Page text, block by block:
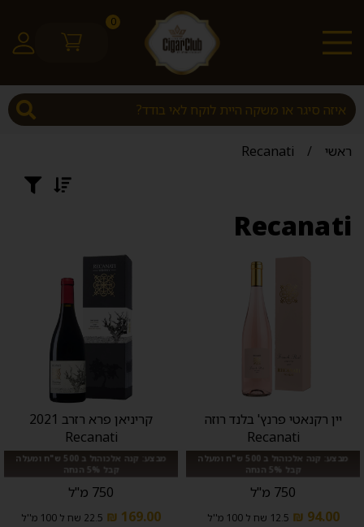
0
ראשי /
Recanati
Recanati
יין רקנאטי פרנץ' בלנד רוזה
Recanati
מבצע: קנה אלכוהול ב 500 ש"ח ומעלה
קבל 5% הנחה
750 מ"ל
94.00 ₪
12.5 שח ל 100 מ''ל
קריניאן פרא רזרב 2021
Recanati
מבצע: קנה אלכוהול ב 500 ש"ח ומעלה
קבל 5% הנחה
750 מ"ל
169.00 ₪
22.5 שח ל 100 מ''ל